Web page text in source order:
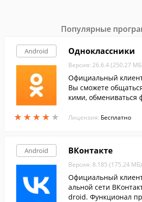
Популярные
Android
★ ★ ★ ★ ★
★ ★ ★ ★ ★
Одноклассники
Версия: 26.6.4 (250.27
Официальный
Вы сможете
кими, обмениваться
ществлять
Лицензия: Бесплатно
Android ВКонтакте
Версия: 8.185 (175.24 МБ)
Официальный
альной сети
droid. Функционал